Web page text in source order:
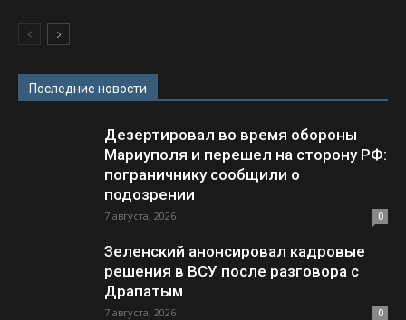
Последние новости
Дезертировал во время обороны
Мариуполя и перешел на сторону РФ:
пограничнику сообщили о
подозрении
7 августа, 2026 0
Зеленский анонсировал кадровые
решения в ВСУ после разговора с
Драпатым
7 августа, 2026 0